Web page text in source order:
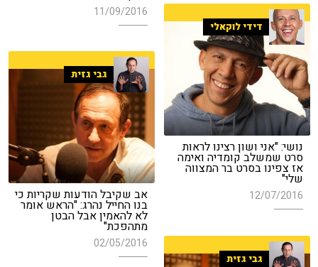
11/09/2016
דידי לוקאלי
נושי: "אני ושון רצינו לראות
סרט שמשלב קומדיה ואימה
אז צפינו בסרט בר המצווה
שלי"
12/07/2016
גבי גזית
אב שקיבל הודעות שקריות כי
בנו החייל נהרג: "הראש אומר
לא להאמין אבל הבטן
מתהפכת"
02/05/2016
גבי גזית